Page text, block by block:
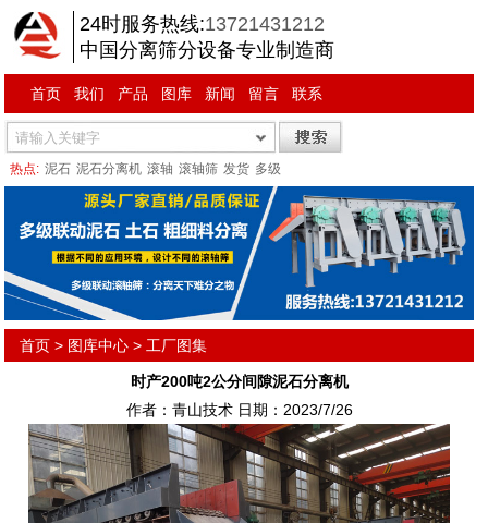
24时服务热线:13721431212
中国分离筛分设备专业制造商
首页 我们 产品 图库 新闻 留言 联系
热点: 泥石 泥石分离机 滚轴 滚轴筛 发货 多级
首页 > 图库中心 > 工厂图集
时产200吨2公分间隙泥石分离机
作者：青山技术 日期：2023/7/26